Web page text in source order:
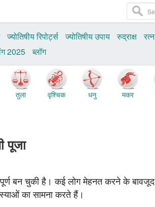
ज्योतिषीय रिपोर्ट्स ज्‍योतिषीय उपाय रुद्राक्ष रत्‍न
2025
ब्‍लॉग
तुला वृश्चिक धनु मकर
पूजा
बन चुकी है। कई लोग मेहनत करने के बावजूद
का सामना करते हैं।